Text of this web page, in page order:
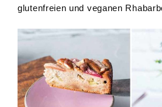
glutenfreien und veganen